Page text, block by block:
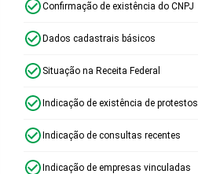
Confirmação de existência do CNPJ
Dados cadastrais básicos
Situação na Receita Federal
Indicação de existência de protestos
Indicação de consultas recentes
Indicação de empresas vinculadas